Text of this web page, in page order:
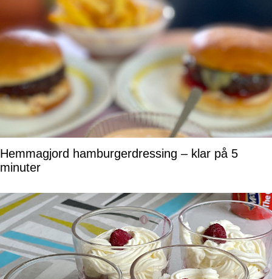
Hemmagjord hamburgerdressing – klar på 5
minuter